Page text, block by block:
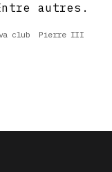
autres.
club Pierre III